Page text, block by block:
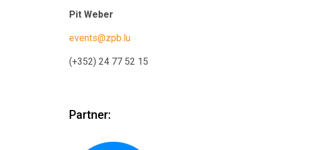
Pit Weber
events@zpb.lu
(+352) 24 77 52 15
Partner: